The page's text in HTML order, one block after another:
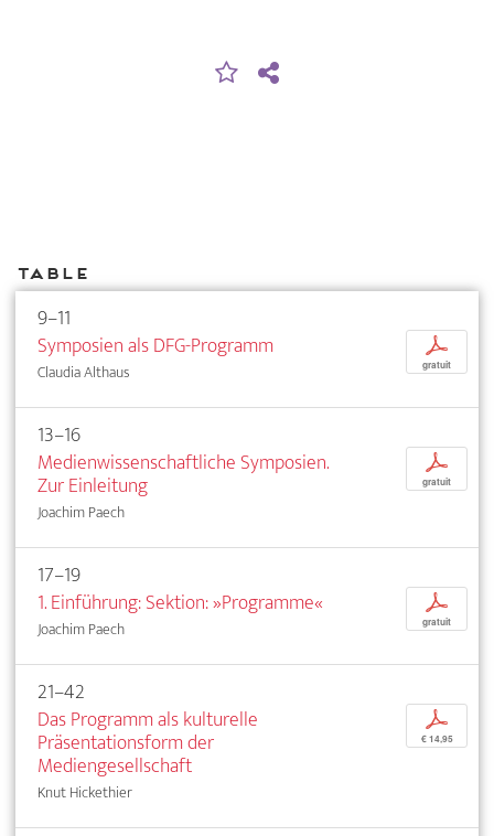
Table
9–11
Symposien als DFG-Programm
Claudia Althaus
p
gratuit
13–16
Medienwissenschaftliche Symposien.
Zur Einleitung
Joachim Paech
p
gratuit
17–19
1. Einführung: Sektion: »Programme«
Joachim Paech
p
gratuit
21–42
Das Programm als kulturelle
Präsentationsform der
Mediengesellschaft
Knut Hickethier
p
€ 14,95